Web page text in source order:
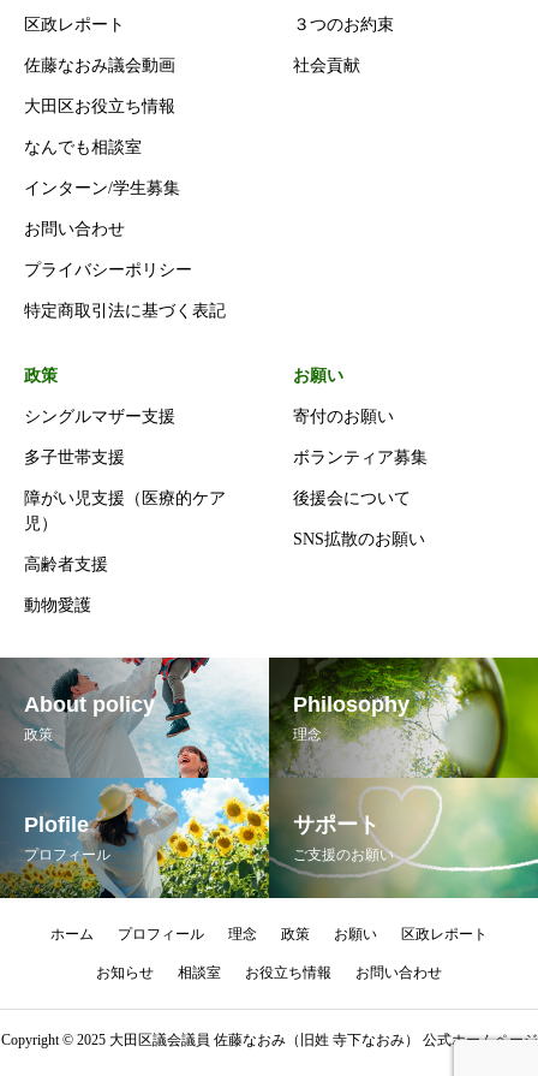
区政レポート
佐藤なおみ議会動画
大田区お役立ち情報
なんでも相談室
インターン/学生募集
お問い合わせ
プライバシーポリシー
特定商取引法に基づく表記
３つのお約束
社会貢献
政策
シングルマザー支援
多子世帯支援
障がい児支援（医療的ケア
児）
高齢者支援
動物愛護
お願い
寄付のお願い
ボランティア募集
後援会について
SNS拡散のお願い
About policy
政策
Philosophy
理念
Plofile
プロフィール
サポート
ご支援のお願い
ホーム プロフィール 理念 政策 お願い 区政レポート
お知らせ 相談室 お役立ち情報 お問い合わせ
Copyright © 2025 大田区議会議員 佐藤なおみ（旧姓 寺下なおみ） 公式ホームページ